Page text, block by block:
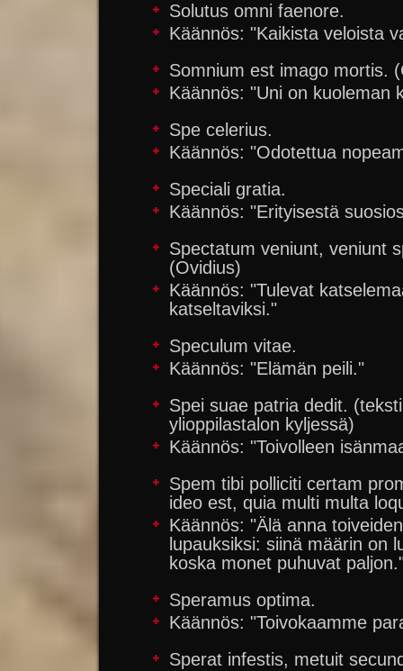
Solutus omni faenore.
Käännös: "Kaikista veloista
Somnium est imago mortis.
Käännös: "Uni on kuoleman
Spe celerius.
Käännös: "Odotettua
Speciali gratia.
Käännös: "Erityisestä
Spectatum veniunt, veniunt
(Ovidius)
Käännös: "Tulevat
katseltaviksi."
Speculum vitae.
Käännös: "Elämän peili."
Spei suae patria dedit.
ylioppilastalon kyljessä)
Käännös: "Toivolleen
Spem tibi polliciti certam
ideo est, quia multi multa
Käännös: "Älä anna
lupauksiksi: siinä määrin on
koska monet puhuvat
Speramus optima.
Käännös: "Toivokaamme
Sperat infestis, metuit